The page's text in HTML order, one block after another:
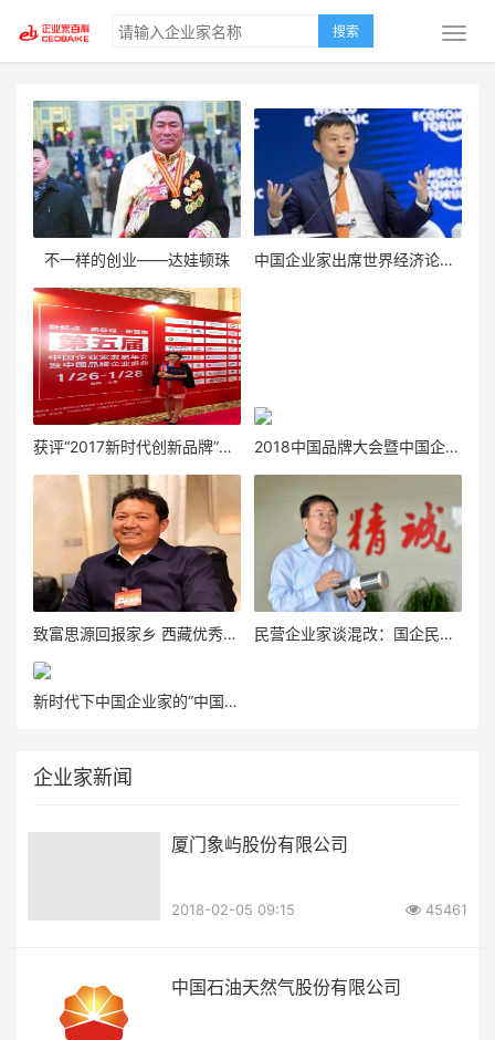
搜索
不一样的创业——达娃顿珠 中国企业家出席世界经济论坛年会
获评“2017新时代创新品牌”——财经会客厅闪耀中国企业家发展年会 2018中国品牌大会暨中国企业家精神年度表彰盛典在京召开
致富思源回报家乡 西藏优秀民营企业家扎塔 民营企业家谈混改：国企民企各有优势，合作共赢
新时代下中国企业家的“中国梦”
企业家新闻
厦门象屿股份有限公司
2018-02-05 09:15 45461
中国石油天然气股份有限公司